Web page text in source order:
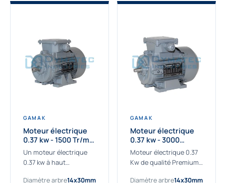
GAMAK
Moteur électrique
0.37 kw - 1500 Tr/min
- 230/400V - IE2
Un moteur électrique
0.37 kw à haut
Diamètre arbre14x30mm
GAMAK
Moteur électrique
0.37 kw - 3000
Tr/min - 230/400V -
IE2
Moteur électrique 0.37
Kw de qualité Premium,
Diamètre arbre14x30mm